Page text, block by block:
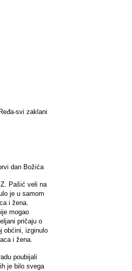
svi zaklani
dan Božića
Pašić veli na
je u samom
i žena.
mogao
pričaju o
obćini, izginulo
i žena.
poubijali
je bilo svega